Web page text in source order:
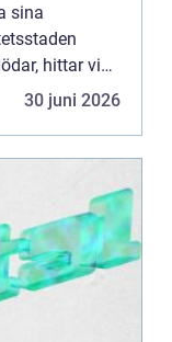
sina
hittar vi
30 juni 2026